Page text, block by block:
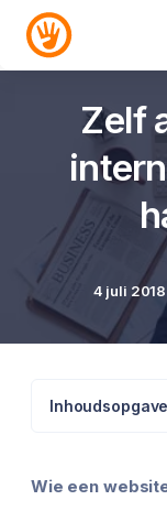
Zelf
4 juli 2018
Inhoudsopgave
Wie een